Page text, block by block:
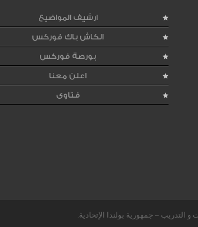
ارشيف المواضيع
الكاش باك فوركس
بورصة فوركس
اعلن معنا
فتاوى